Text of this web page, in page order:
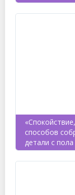
способов
детали с